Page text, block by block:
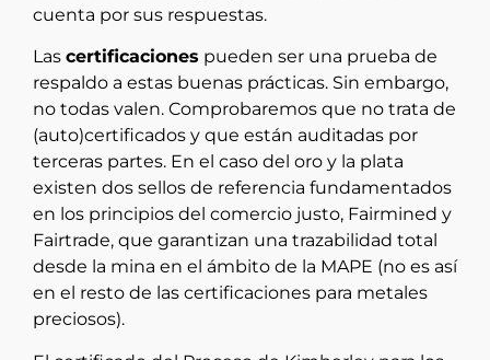
cuenta por sus respuestas.
Las certificaciones pueden ser una prueba de
respaldo a estas buenas prácticas. Sin embargo,
no todas valen. Comprobaremos que no trata de
(auto)certificados y que están auditadas por
terceras partes. En el caso del oro y la plata
existen dos sellos de referencia fundamentados
en los principios del comercio justo, Fairmined y
Fairtrade, que garantizan una trazabilidad total
desde la mina en el ámbito de la MAPE (no es así
en el resto de las certificaciones para metales
preciosos).